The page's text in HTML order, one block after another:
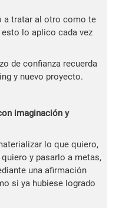
a tratar al otro como te
lo aplico cada vez
de confianza recuerda
y nuevo proyecto.
imaginación y
lo que quiero,
y pasarlo a metas,
una afirmación
si ya hubiese logrado